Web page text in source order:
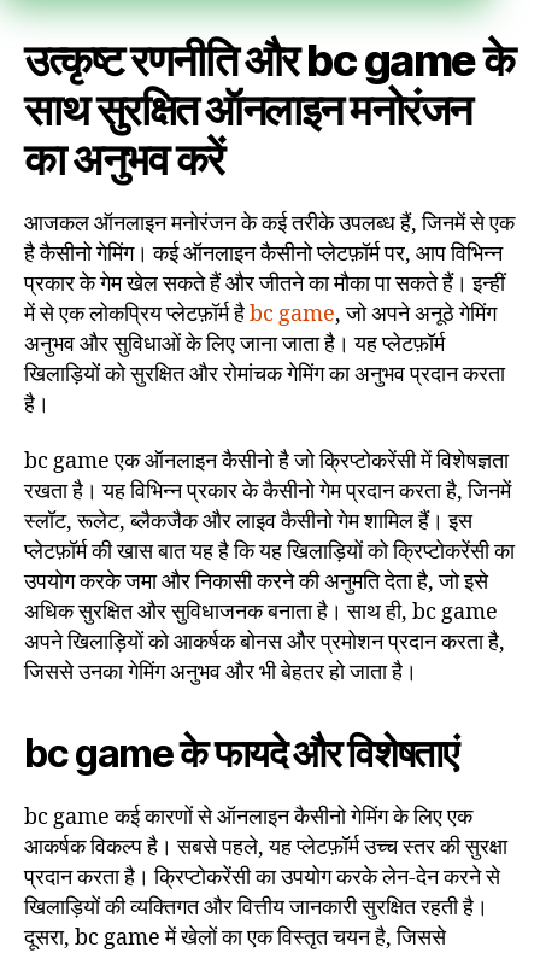
उत्कृष्ट रणनीति और bc game के
साथ सुरक्षित ऑनलाइन मनोरंजन
का अनुभव करें
आजकल ऑनलाइन मनोरंजन के कई तरीके उपलब्ध हैं, जिनमें से एक
है कैसीनो गेमिंग। कई ऑनलाइन कैसीनो प्लेटफ़ॉर्म पर, आप विभिन्न
प्रकार के गेम खेल सकते हैं और जीतने का मौका पा सकते हैं। इन्हीं
में से एक लोकप्रिय प्लेटफ़ॉर्म हैbc game, जो अपने अनूठे गेमिंग
अनुभव और सुविधाओं के लिए जाना जाता है। यह प्लेटफ़ॉर्म
खिलाड़ियों को सुरक्षित और रोमांचक गेमिंग का अनुभव प्रदान करता
है।
bc game एक ऑनलाइन कैसीनो है जो क्रिप्टोकरेंसी में विशेषज्ञता
रखता है। यह विभिन्न प्रकार के कैसीनो गेम प्रदान करता है, जिनमें
स्लॉट, रूलेट, ब्लैकजैक और लाइव कैसीनो गेम शामिल हैं। इस
प्लेटफ़ॉर्म की खास बात यह है कि यह खिलाड़ियों को क्रिप्टोकरेंसी का
उपयोग करके जमा और निकासी करने की अनुमति देता है, जो इसे
अधिक सुरक्षित और सुविधाजनक बनाता है। साथ ही, bc game
अपने खिलाड़ियों को आकर्षक बोनस और प्रमोशन प्रदान करता है,
जिससे उनका गेमिंग अनुभव और भी बेहतर हो जाता है।
bc game के फायदे और विशेषताएं
bc game कई कारणों से ऑनलाइन कैसीनो गेमिंग के लिए एक
आकर्षक विकल्प है। सबसे पहले, यह प्लेटफ़ॉर्म उच्च स्तर की सुरक्षा
प्रदान करता है। क्रिप्टोकरेंसी का उपयोग करके लेन-देन करने से
खिलाड़ियों की व्यक्तिगत और वित्तीय जानकारी सुरक्षित रहती है।
दूसरा, bc game में खेलों का एक विस्तृत चयन है, जिससे